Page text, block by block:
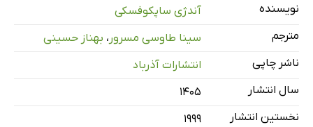
نویسنده
آندژی ساپکوفسکی
مترجم
سینا طاوسی مسرور ، بهناز حسینی
ناشر چاپی
انتشارات آذرباد
سال انتشار
۱۴۰۵
نخستین انتشار
1999